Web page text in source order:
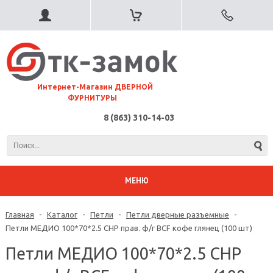
⠀Интернет-Магазин ДВЕРНОЙ
ФУРНИТУРЫ
8 (863) 310-14-03
МЕНЮ
Главная - Каталог - Петли - Петли дверные разъемные
-
Петли МЕДИО 100*70*2.5 CHP прав. ф/г BCF кофе глянец (100 шт)
Петли МЕДИО 100*70*2.5 CHP